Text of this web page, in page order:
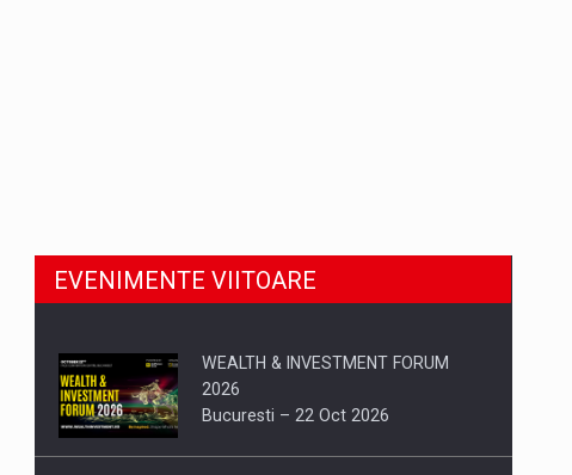
EVENIMENTE VIITOARE
WEALTH & INVESTMENT FORUM
2026
Bucuresti – 22 Oct 2026